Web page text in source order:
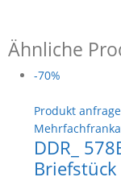
Ähnliche
-70%
Produkt
DDR_
Briefstück